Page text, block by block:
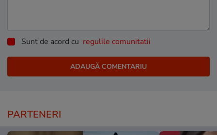
Sunt de acord cu regulile comunitatii
PARTENERI